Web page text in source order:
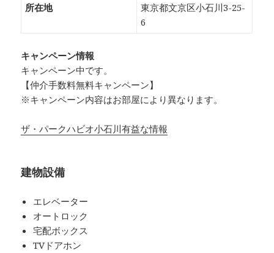
所在地
東京都文京区小石川3-25-
6
キャンペーン情報
キャンペーン中です。
【仲介手数料無料キャンペーン】
※キャンペーン内容はお部屋により異なります。
ザ・パークハビオ小石川有益な情報
建物設備
エレベーター
オートロック
宅配ボックス
TVドアホン